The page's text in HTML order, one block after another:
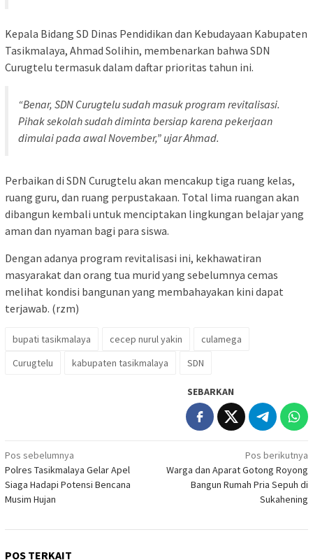
Kepala Bidang SD Dinas Pendidikan dan Kebudayaan Kabupaten
Tasikmalaya, Ahmad Solihin, membenarkan bahwa SDN
Curugtelu termasuk dalam daftar prioritas tahun ini.
“Benar, SDN Curugtelu sudah masuk program revitalisasi.
Pihak sekolah sudah diminta bersiap karena pekerjaan
dimulai pada awal November,” ujar Ahmad.
Perbaikan di SDN Curugtelu akan mencakup tiga ruang kelas,
ruang guru, dan ruang perpustakaan. Total lima ruangan akan
dibangun kembali untuk menciptakan lingkungan belajar yang
aman dan nyaman bagi para siswa.
Dengan adanya program revitalisasi ini, kekhawatiran
masyarakat dan orang tua murid yang sebelumnya cemas
melihat kondisi bangunan yang membahayakan kini dapat
terjawab. (rzm)
bupati tasikmalaya cecep nurul yakin
culamega
Curugtelu
kabupaten tasikmalaya SDN
SEBARKAN
Navigasi
pos
Pos sebelumnya
Polres Tasikmalaya Gelar Apel
Siaga Hadapi Potensi Bencana
Musim Hujan
Pos berikutnya
Warga dan Aparat Gotong Royong
Bangun Rumah Pria Sepuh di
Sukahening
POS TERKAIT